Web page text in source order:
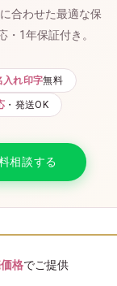
合わせた最適な保
・1年保証付き。
入れ印字無料
・発送OK
相談する
格でご提供